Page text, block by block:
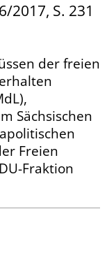
2017, S. 231
der freien
Sächsischen
Freien
Fraktion